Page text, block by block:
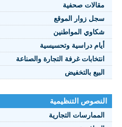
مقالات صحفية
سجل زوار الموقع
شكاوي المواطنين
أيام دراسية وتحسيسية
انتخابات غرفة التجارة والصناعة
البيع بالتخفيض
النصوص التنظيمية
الممارسات التجارية